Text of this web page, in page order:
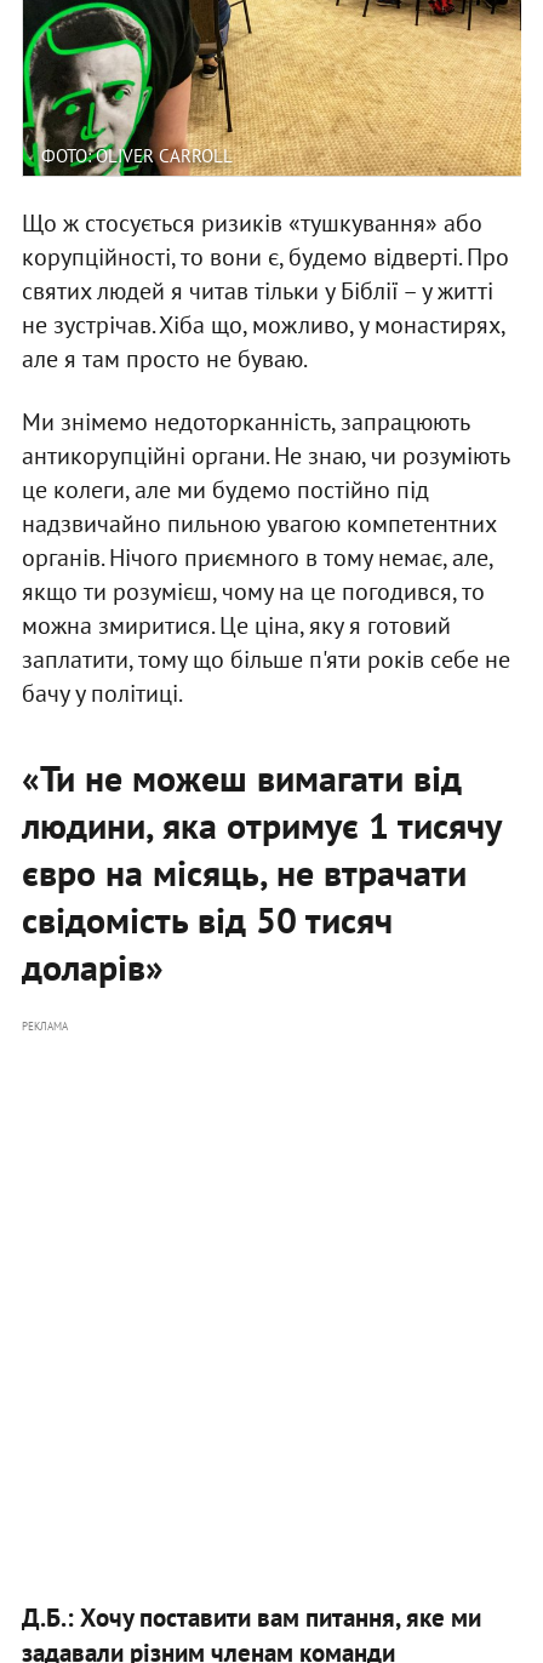
ФОТО: OLIVER CARROLL
Що ж стосується ризиків «тушкування» або
корупційності, то вони є, будемо відверті. Про
святих людей я читав тільки у Біблії – у житті
не зустрічав. Хіба що, можливо, у монастирях,
але я там просто не буваю.
Ми знімемо недоторканність, запрацюють
антикорупційні органи. Не знаю, чи розуміють
це колеги, але ми будемо постійно під
надзвичайно пильною увагою компетентних
органів. Нічого приємного в тому немає, але,
якщо ти розумієш, чому на це погодився, то
можна змиритися. Це ціна, яку я готовий
заплатити, тому що більше п'яти років себе не
бачу у політиці.
«Ти не можеш вимагати від
людини, яка отримує 1 тисячу
євро на місяць, не втрачати
свідомість від 50 тисяч
доларів»
РЕКЛАМА
Д.Б.: Хочу поставити вам питання, яке ми
задавали різним членам команди